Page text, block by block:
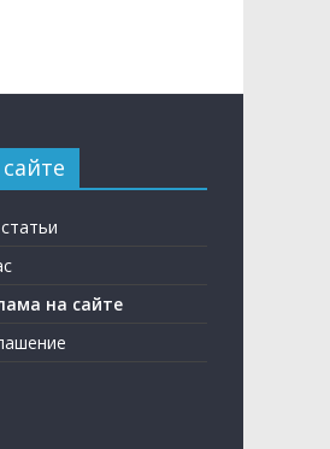
на сайте